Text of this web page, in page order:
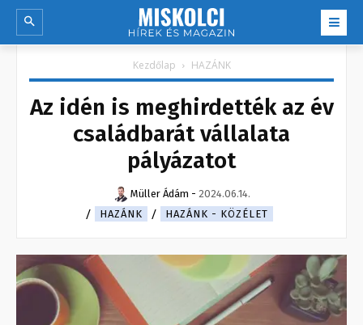
Kezdőlap HAZÁNK
Az idén is meghirdették az év
családbarát vállalata
pályázatot
Müller Ádám - 2024.06.14.
HAZÁNK
HAZÁNK - KÖZÉLET